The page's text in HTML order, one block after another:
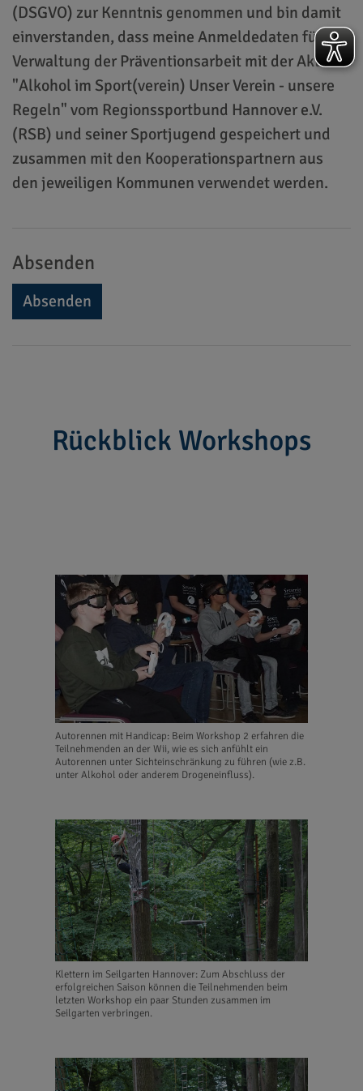
(DSGVO) zur Kenntnis genommen und bin damit
einverstanden, dass meine Anmeldedaten für die
Verwaltung der Präventionsarbeit mit der Aktion
"Alkohol im Sport(verein) Unser Verein - unsere
Regeln" vom Regionssportbund Hannover e.V.
(RSB) und seiner Sportjugend gespeichert und
zusammen mit den Kooperationspartnern aus
den jeweiligen Kommunen verwendet werden.
Absenden
Rückblick Workshops
Autorennen mit Handicap: Beim Workshop 2 erfahren die
Teilnehmenden an der Wii, wie es sich anfühlt ein
Autorennen unter Sichteinschränkung zu führen (wie z.B.
unter Alkohol oder anderem Drogeneinfluss).
Klettern im Seilgarten Hannover: Zum Abschluss der
erfolgreichen Saison können die Teilnehmenden beim
letzten Workshop ein paar Stunden zusammen im
Seilgarten verbringen.